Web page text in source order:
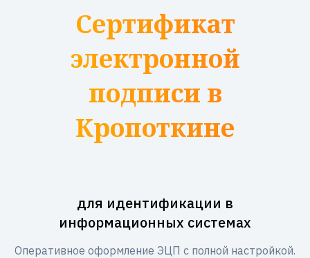
Сертификат
электронной
подписи в
Кропоткине
для идентификации в
информационных системах
Оперативное оформление ЭЦП с полной настройкой.